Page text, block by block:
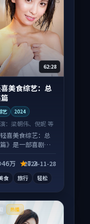
62:28
美食综艺：总
艺 2024
：梁朝伟、倪妮 等
轻喜美食综艺：总
》是一部喜剧向
看，细节更丰
46万 7.2
2024-11-28
食 旅行 轻松
热播